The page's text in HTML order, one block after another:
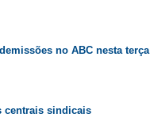
no ABC nesta terça
centrais sindicais